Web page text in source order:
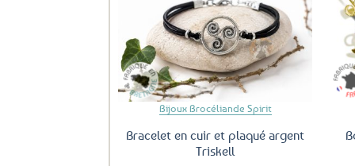
favoris
Bijoux Brocéliande Spirit
Bracelet en cuir et plaqué argent
Triskell